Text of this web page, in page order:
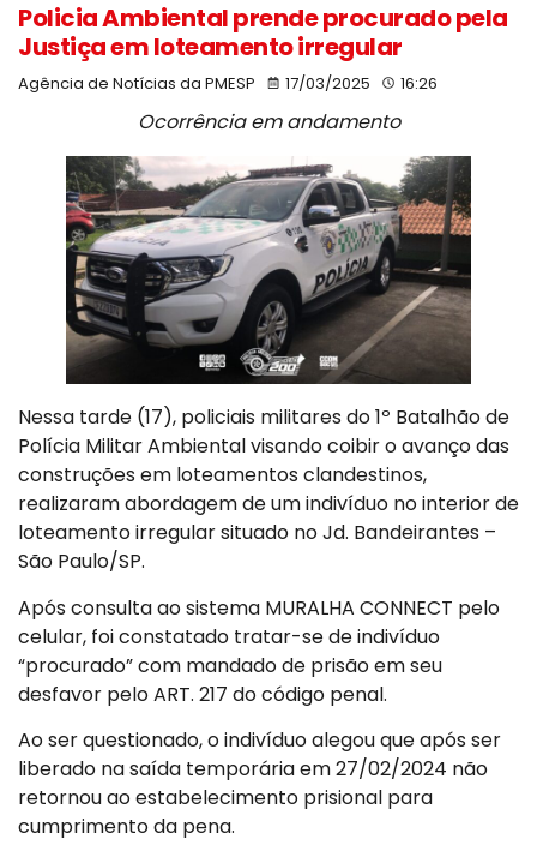
Policia Ambiental prende procurado pela
Justiça em loteamento irregular
Agência de Notícias da PMESP 17/03/2025 16:26
Ocorrência em andamento
Nessa tarde (17), policiais militares do 1º Batalhão de
Polícia Militar Ambiental visando coibir o avanço das
construções em loteamentos clandestinos,
realizaram abordagem de um indivíduo no interior de
loteamento irregular situado no Jd. Bandeirantes –
São Paulo/SP.
Após consulta ao sistema MURALHA CONNECT pelo
celular, foi constatado tratar-se de indivíduo
“procurado” com mandado de prisão em seu
desfavor pelo ART. 217 do código penal.
Ao ser questionado, o indivíduo alegou que após ser
liberado na saída temporária em 27/02/2024 não
retornou ao estabelecimento prisional para
cumprimento da pena.